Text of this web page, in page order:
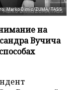
Marko Dimic/ZUMA/TASS
на
Вучича